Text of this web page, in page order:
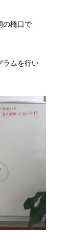
の橋口で
ラムを行い